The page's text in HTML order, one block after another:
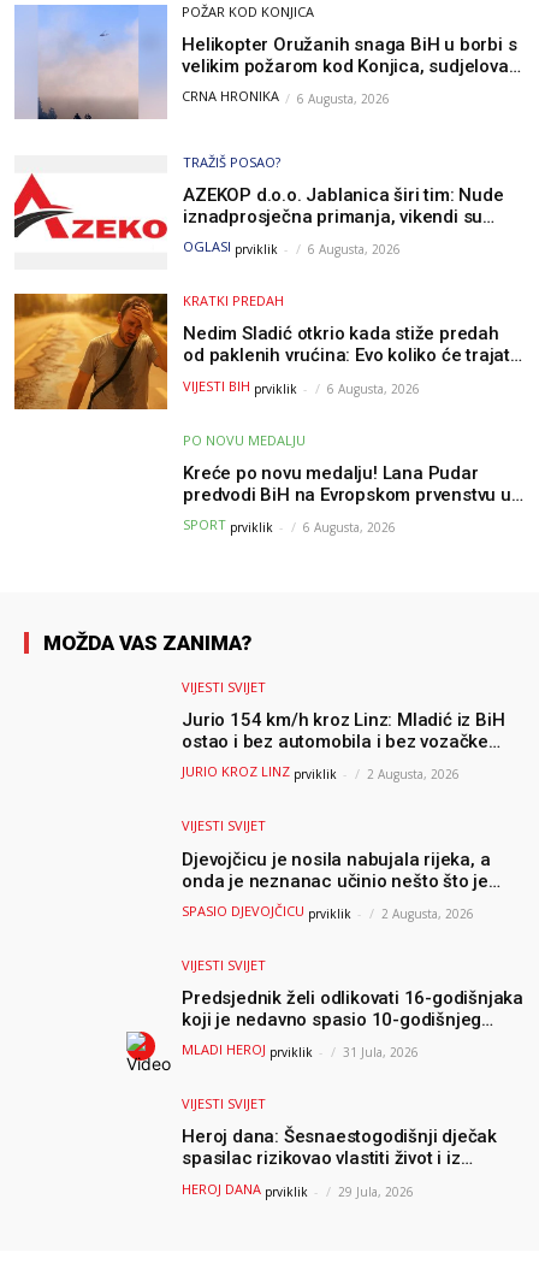
POŽAR KOD KONJICA
Helikopter Oružanih snaga BiH u borbi s
velikim požarom kod Konjica, sudjelovao
i Air Tractor
CRNA HRONIKA 6 Augusta, 2026
TRAŽIŠ POSAO?
AZEKOP d.o.o. Jablanica širi tim: Nude
iznadprosječna primanja, vikendi su
slobodni, traži se više radnika
OGLASI prviklik - 6 Augusta, 2026
KRATKI PREDAH
Nedim Sladić otkrio kada stiže predah
od paklenih vrućina: Evo koliko će trajati
osvježenje u BiH
VIJESTI BIH prviklik - 6 Augusta, 2026
PO NOVU MEDALJU
Kreće po novu medalju! Lana Pudar
predvodi BiH na Evropskom prvenstvu u
Parizu
SPORT prviklik - 6 Augusta, 2026
MOŽDA VAS ZANIMA?
VIJESTI SVIJET
Jurio 154 km/h kroz Linz: Mladić iz BiH
ostao i bez automobila i bez vozačke
dozvole
JURIO KROZ LINZ prviklik - 2 Augusta, 2026
VIJESTI SVIJET
Djevojčicu je nosila nabujala rijeka, a
onda je neznanac učinio nešto što je
mnoge ostavilo bez riječi
SPASIO DJEVOJČICU prviklik - 2 Augusta, 2026
VIJESTI SVIJET
Predsjednik želi odlikovati 16-godišnjaka
koji je nedavno spasio 10-godišnjeg
dječaka iz smrtonosnih valova
MLADI HEROJ prviklik - 31 Jula, 2026
VIJESTI SVIJET
Heroj dana: Šesnaestogodišnji dječak
spasilac rizikovao vlastiti život i iz
ogromnih valova spasio 10-godišnjeg
dječaka
HEROJ DANA prviklik - 29 Jula, 2026